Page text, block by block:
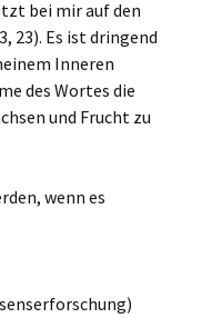
bei mir auf den
23). Es ist dringend
Inneren
des Wortes die
und Frucht zu
wenn es